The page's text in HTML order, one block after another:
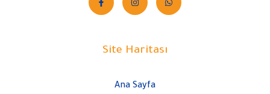
Site Haritası
Ana Sayfa